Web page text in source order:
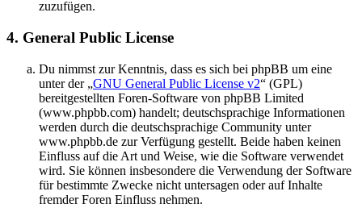
zuzufügen.
4. General Public License
Du nimmst zur Kenntnis, dass es sich bei phpBB um eine
unter der „GNU General Public License v2“ (GPL)
bereitgestellten Foren-Software von phpBB Limited
(www.phpbb.com) handelt; deutschsprachige Informationen
werden durch die deutschsprachige Community unter
www.phpbb.de zur Verfügung gestellt. Beide haben keinen
Einfluss auf die Art und Weise, wie die Software verwendet
wird. Sie können insbesondere die Verwendung der Software
für bestimmte Zwecke nicht untersagen oder auf Inhalte
fremder Foren Einfluss nehmen.